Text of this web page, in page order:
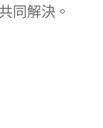
同解決。